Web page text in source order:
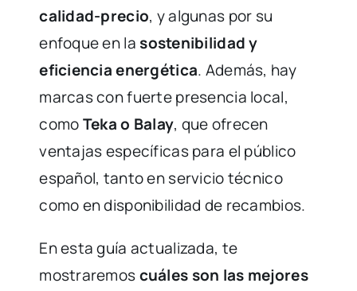
calidad-precio, y algunas por su
enfoque en la sostenibilidad y
eficiencia energética. Además, hay
marcas con fuerte presencia local,
comoTeka o Balay, que ofrecen
ventajas específicas para el público
español, tanto en servicio técnico
como en disponibilidad de recambios.
En esta guía actualizada, te
mostraremoscuáles son las mejores